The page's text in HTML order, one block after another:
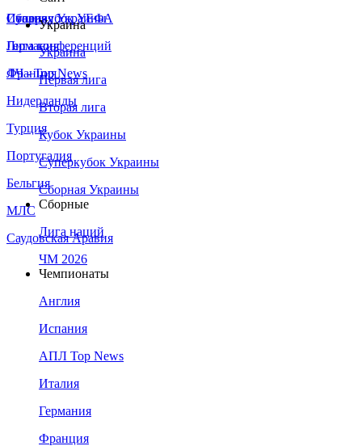
Сборная Украины
Италия
Германия
Франция
Нидерланды
Турция
Португалия
Бельгия
МЛС
Саудовская Аравия
Суперкубок УЕФА
Лига конференций
ЛЧ - Top News
Украина
Украина
Первая лига
Вторая лига
Кубок Украины
Суперкубок Украины
Сборная Украины
Сборные
Лига наций
ЧМ 2026
Чемпионаты
Англия
Испания
АПЛ Top News
Италия
Германия
Франция